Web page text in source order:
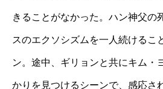
きることがなかった。ハン神父の
スのエクソシズムを一人続けるこ
ン。途中、ギリョンと共にキム・
かりを見つけるシーンで、感応さ